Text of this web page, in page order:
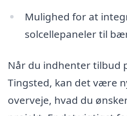
Mulighed for at
solcellepaneler til
Når du indhenter tilbud
Tingsted, kan det være
overveje, hvad du